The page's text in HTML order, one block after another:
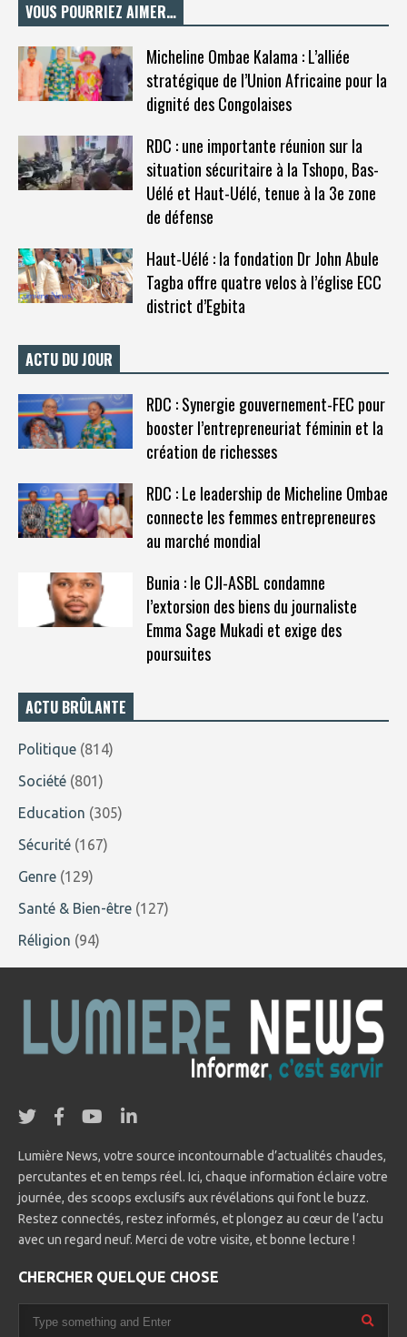
VOUS POURRIEZ AIMER…
Micheline Ombae Kalama : L’alliée
stratégique de l’Union Africaine pour la
dignité des Congolaises
RDC : une importante réunion sur la
situation sécuritaire à la Tshopo, Bas-
Uélé et Haut-Uélé, tenue à la 3e zone
de défense
Haut-Uélé : la fondation Dr John Abule
Tagba offre quatre velos à l’église ECC
district d’Egbita
ACTU DU JOUR
RDC : Synergie gouvernement-FEC pour
booster l’entrepreneuriat féminin et la
création de richesses
RDC : Le leadership de Micheline Ombae
connecte les femmes entrepreneures
au marché mondial
Bunia : le CJI-ASBL condamne
l’extorsion des biens du journaliste
Emma Sage Mukadi et exige des
poursuites
ACTU BRÛLANTE
Politique (814)
Société (801)
Education (305)
Sécurité (167)
Genre (129)
Santé & Bien-être (127)
Réligion (94)
Lumière News, votre source incontournable d’actualités chaudes,
percutantes et en temps réel. Ici, chaque information éclaire votre
journée, des scoops exclusifs aux révélations qui font le buzz.
Restez connectés, restez informés, et plongez au cœur de l’actu
avec un regard neuf. Merci de votre visite, et bonne lecture !
CHERCHER QUELQUE CHOSE